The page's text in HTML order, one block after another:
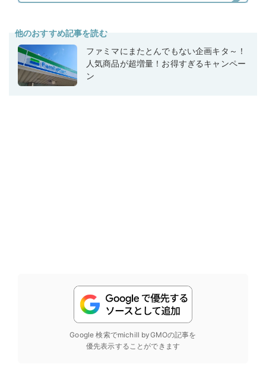
他のおすすめ記事を読む
ファミマにまたとんでもない企画キタ～！
人気商品が超増量！お得すぎるキャンペー
ン
Google 検索でmichill byGMOの記事を
優先表示することができます